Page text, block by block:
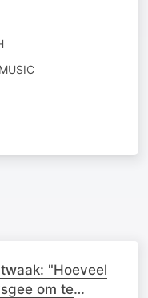
"Hoeveel
om te